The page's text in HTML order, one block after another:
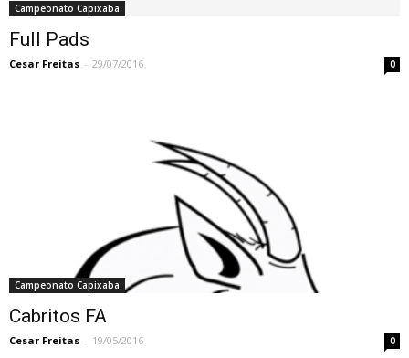
Campeonato Capixaba
Full Pads
Cesar Freitas - 29/07/2016 0
Campeonato Capixaba
Cabritos FA
Cesar Freitas - 19/05/2016 0